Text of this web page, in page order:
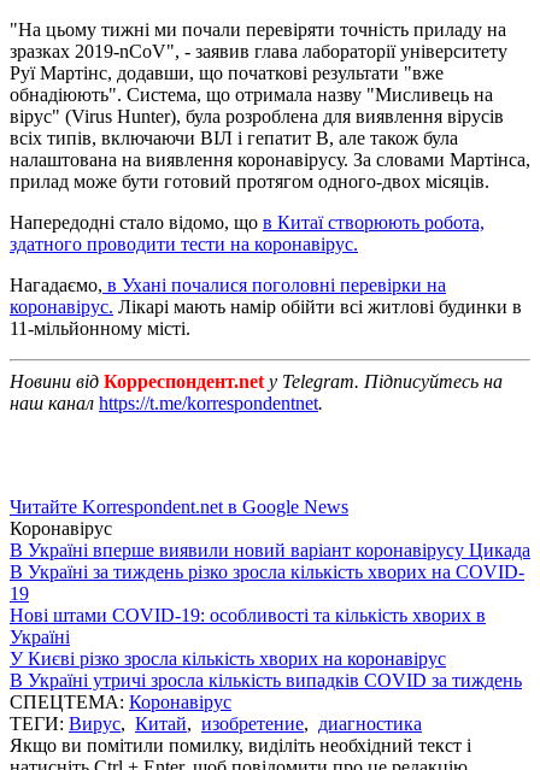
"На цьому тижні ми почали перевіряти точність приладу на
зразках 2019-nCoV", - заявив глава лабораторії університету
Руї Мартінс, додавши, що початкові результати "вже
обнадіюють". Система, що отримала назву "Мисливець на
вірус" (Virus Hunter), була розроблена для виявлення вірусів
всіх типів, включаючи ВІЛ і гепатит B, але також була
налаштована на виявлення коронавірусу. За словами Мартінса,
прилад може бути готовий протягом одного-двох місяців.
Напередодні стало відомо, що в Китаї створюють робота,
здатного проводити тести на коронавірус.
Нагадаємо, в Ухані почалися поголовні перевірки на
коронавірус. Лікарі мають намір обійти всі житлові будинки в
11-мільйонному місті.
Новини від Корреспондент.net у Telegram. Підписуйтесь на
наш канал https://t.me/korrespondentnet.
Читайте Korrespondent.net в Google News
Коронавірус
В Україні вперше виявили новий варіант коронавірусу Цикада
В Україні за тиждень різко зросла кількість хворих на COVID-
19
Нові штами COVID-19: особливості та кількість хворих в
Україні
У Києві різко зросла кількість хворих на коронавірус
В Україні утричі зросла кількість випадків COVID за тиждень
СПЕЦТЕМА: Коронавірус
ТЕГИ: Вирус, Китай, изобретение, диагностика
Якщо ви помітили помилку, виділіть необхідний текст і